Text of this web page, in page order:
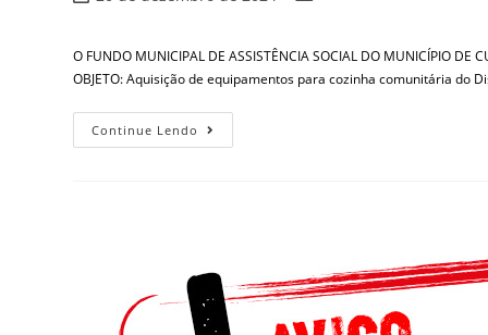
O FUNDO MUNICIPAL DE ASSISTÊNCIA SOCIAL DO MUNICÍPIO
OBJETO: Aquisição de equipamentos para cozinha comunitária do
Continue Lendo